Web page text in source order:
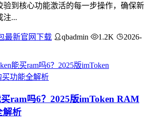
验到核心功能激活的每一步操作，确保新
注...
最新官网下载 qbadmin 1.2K
2026-
ram吗6？2025版imToken RAM
解析